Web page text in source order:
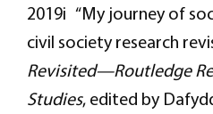
2019i “My journey of
civil society research
Revisited—Routledge
Studies, edited by